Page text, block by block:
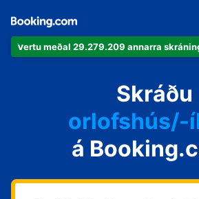
Vertu meðal 29.279.209 annarra
Skráðu
íbúðina
hótelið þitt
orlofshús/-
gistihúsið
á